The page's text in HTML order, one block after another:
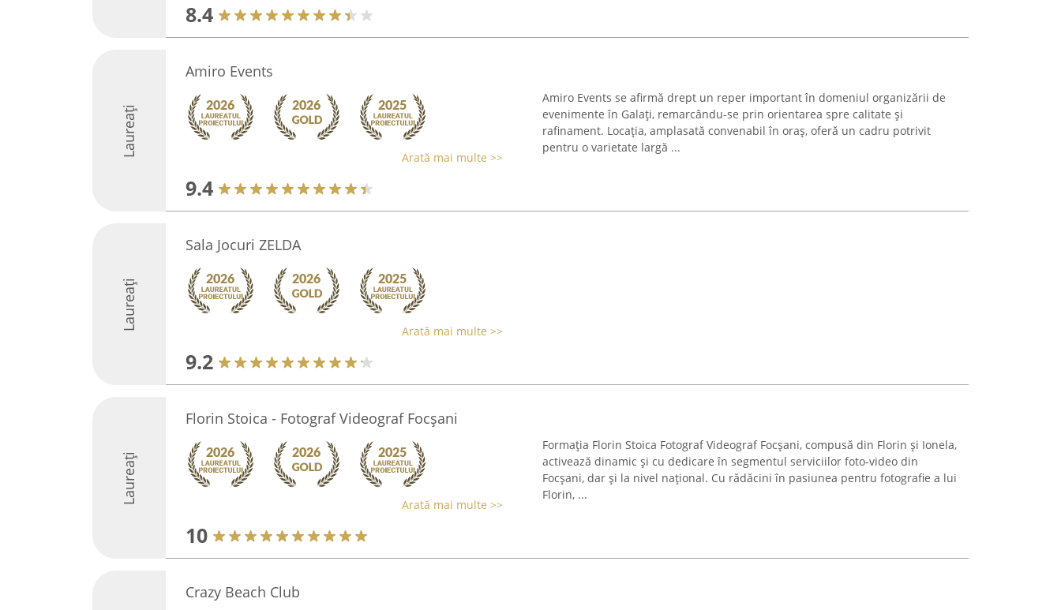
8.4
Laureați
Amiro Events
Arată mai multe >>
9.4
Amiro Events se afirmă drept un reper important în domeniul organizării de
evenimente în Galați, remarcându-se prin orientarea spre calitate și
rafinament. Locația, amplasată convenabil în oraș, oferă un cadru potrivit
pentru o varietate largă ...
Laureați
Sala Jocuri ZELDA
Arată mai multe >>
9.2
Laureați
Florin Stoica - Fotograf Videograf Focșani
Arată mai multe >>
10
Formația Florin Stoica Fotograf Videograf Focșani, compusă din Florin și Ionela,
activează dinamic și cu dedicare în segmentul serviciilor foto-video din
Focșani, dar și la nivel național. Cu rădăcini în pasiunea pentru fotografie a lui
Florin, ...
Crazy Beach Club